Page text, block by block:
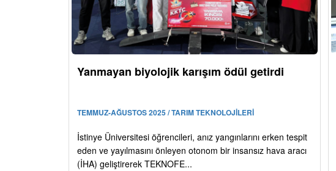
Yanmayan biyolojik karışım ödül getirdi
TEMMUZ-AĞUSTOS 2025 / TARIM TEKNOLOJİLERİ
İstinye Üniversitesi öğrencileri, anız yangınlarını erken tespit
eden ve yayılmasını önleyen otonom bir insansız hava aracı
(İHA) geliştirerek TEKNOFE...